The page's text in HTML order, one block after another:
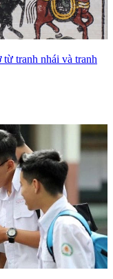
tranh nhái và tranh